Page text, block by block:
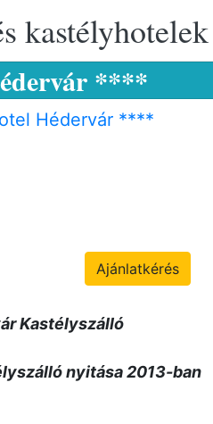
****
Hédervár ****
Ajánlatkérés
Kastélyszálló
nyitása 2013-ban